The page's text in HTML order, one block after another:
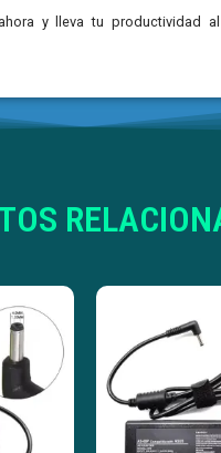
y lleva tu productividad